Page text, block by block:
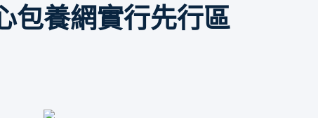
包養網實行先行區